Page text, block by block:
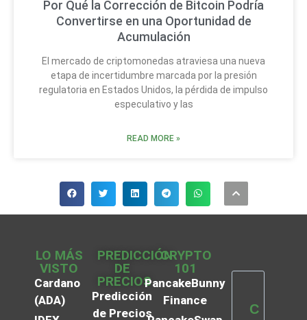
Por Qué la Corrección de Bitcoin Podría
Convertirse en una Oportunidad de
Acumulación
El mercado de criptomonedas atraviesa una nueva
etapa de incertidumbre marcada por la presión
regulatoria en Estados Unidos, la pérdida de impulso
especulativo y las
READ MORE »
LO MÁS
VISTO
Cardano
(ADA)
PREDICCIÓN
DE
PRECIOS
Predicción
de Precios
CRYPTO
101
PancakeBunny
Finance
C